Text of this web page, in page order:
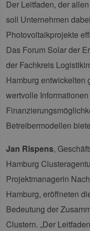
Der Leitfaden, der
soll Unternehmen
Photovoltaikprojekte
Das Forum Solar der
der Fachkreis
Hamburg entwickelten
wertvolle
Betreibermodellen
Jan Rispens,
Hamburg
Projektmanagerin
Hamburg, eröffneten
Bedeutung der
Clustern. „Der